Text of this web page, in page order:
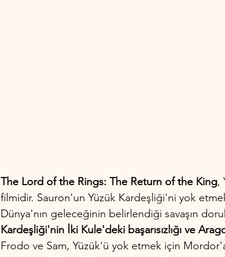
The Lord of the Rings: The Return of the King,
filmidir. Sauron'un Yüzük Kardeşliği'ni yok
Dünya'nın geleceğinin belirlendiği savaşın
Kardeşliği'nin İki Kule'deki başarısızlığı ve
Frodo ve Sam, Yüzük'ü yok etmek için